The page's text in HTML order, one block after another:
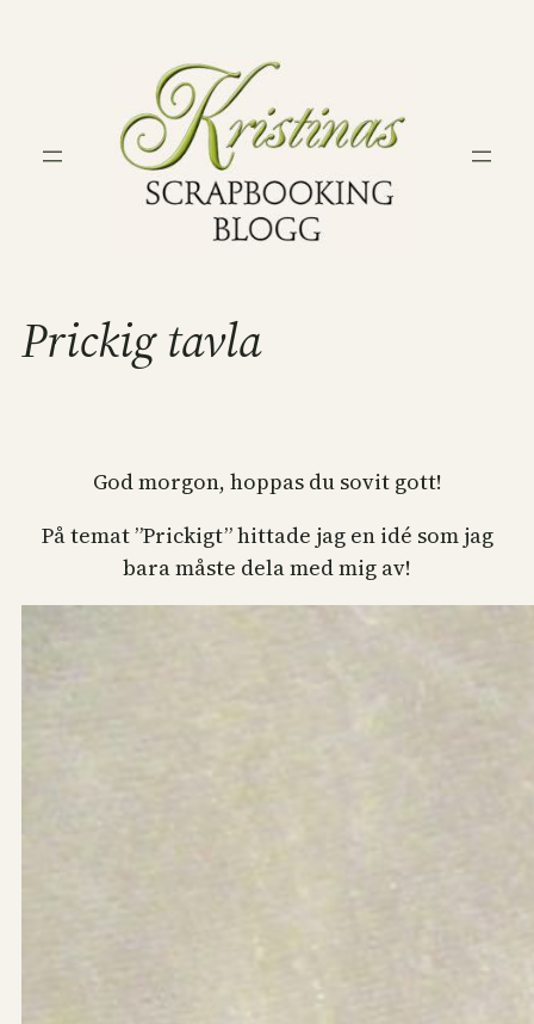
Prickig tavla
God morgon, hoppas du sovit gott!
På temat ”Prickigt” hittade jag en idé som jag
bara måste dela med mig av!